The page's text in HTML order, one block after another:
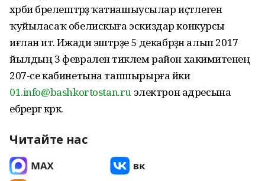
хәрби бәрелештәрҙә ҡатнашыусылар иҫтәлегенә
ҡуйыласаҡ обелискыға эскиздар конкурсы
иғлан итә. Ижади эштәрҙе 5 декабрҙән алып 2017
йылдың 3 февраленә тиклем район хакимиәтенең
207-се кабинетына тапшырырға йәки
01.info@bashkortostan.ruэлектрон адресына
ебәрергә кәрәк.
Читайте нас